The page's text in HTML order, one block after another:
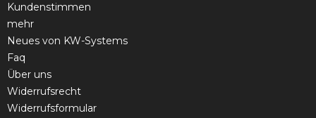
Kundenstimmen
mehr
Neues von KW-Systems
Faq
Über uns
Widerrufsrecht
Widerrufsformular